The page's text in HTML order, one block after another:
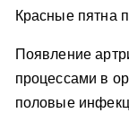
Красные пятна
Появление
процессами в
половые